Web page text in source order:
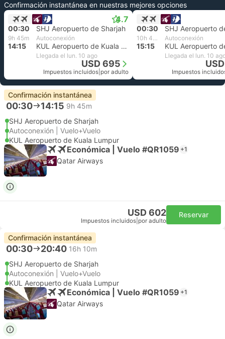
Confirmación instantánea en nuestras mejores opciones
4.7
00:30 SHJ Aeropuerto de Sharjah
9h 45m Autoconexión
14:15 KUL Aeropuerto de Kuala Lumpur
Llegada el lun. 10 ago
USD 695
Impuestos incluidos por adulto
00:30 SHJ Aeropuerto
10h 45m Autoconexión
15:15
Llegada el lun. 10
Impuestos
Confirmación instantánea
00:30 14:15 9h 45m
SHJ Aeropuerto de Sharjah
Autoconexión | Vuelo+Vuelo
KUL Aeropuerto de Kuala Lumpur
Económica | Vuelo #QR1059 +1
Qatar Airways
USD 602
Impuestos incluidos por adulto
Reservar
Confirmación instantánea
00:30 20:40 16h 10m
SHJ Aeropuerto de Sharjah
Autoconexión | Vuelo+Vuelo
KUL Aeropuerto de Kuala Lumpur
Económica | Vuelo #QR1059 +1
Qatar Airways